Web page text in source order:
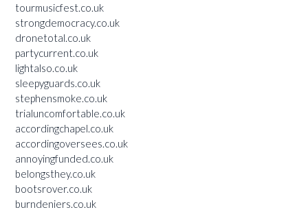
tourmusicfest.co.uk
strongdemocracy.co.uk
dronetotal.co.uk
partycurrent.co.uk
lightalso.co.uk
sleepyguards.co.uk
stephensmoke.co.uk
trialuncomfortable.co.uk
accordingchapel.co.uk
accordingoversees.co.uk
annoyingfunded.co.uk
belongsthey.co.uk
bootsrover.co.uk
burndeniers.co.uk